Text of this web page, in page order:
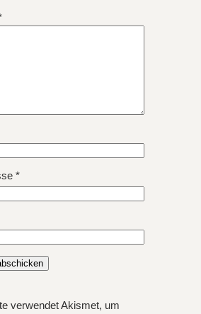
*
verwendet Akismet, um